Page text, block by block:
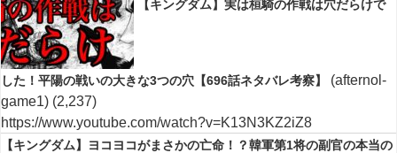
【キングダム】実は桓騎の作戦は穴だらけで
した！平陽の戦いの大きな3つの穴【696話ネタバレ考察】
(afternol-
game1) (2,237)
https://www.youtube.com/watch?v=K13N3KZ2iZ8
【キングダム】ヨコヨコがまさかの亡命！？韓軍第1将の副官の本当の